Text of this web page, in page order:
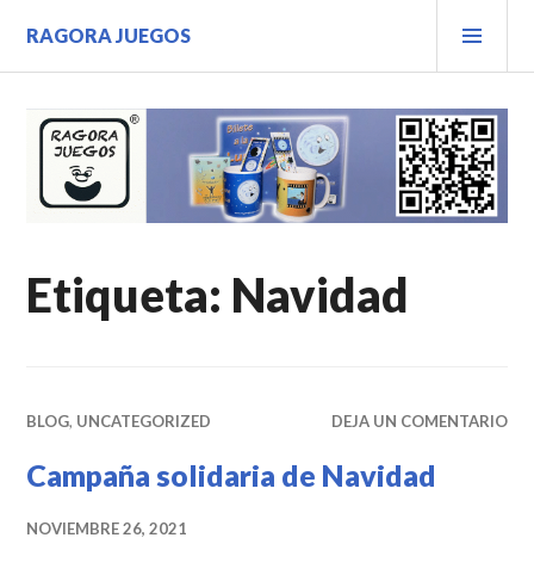
contenido.
RAGORA JUEGOS
Etiqueta: Navidad
BLOG, UNCATEGORIZED DEJA UN COMENTARIO
Campaña solidaria de Navidad
NOVIEMBRE 26, 2021